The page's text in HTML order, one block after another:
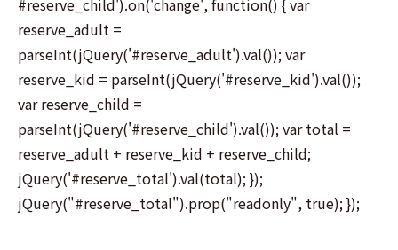
#reserve_child').on('change', function() { var
reserve_adult =
parseInt(jQuery('#reserve_adult').val()); var
reserve_kid = parseInt(jQuery('#reserve_kid').val());
var reserve_child =
parseInt(jQuery('#reserve_child').val()); var total =
reserve_adult + reserve_kid + reserve_child;
jQuery('#reserve_total').val(total); });
jQuery("#reserve_total").prop("readonly", true); });